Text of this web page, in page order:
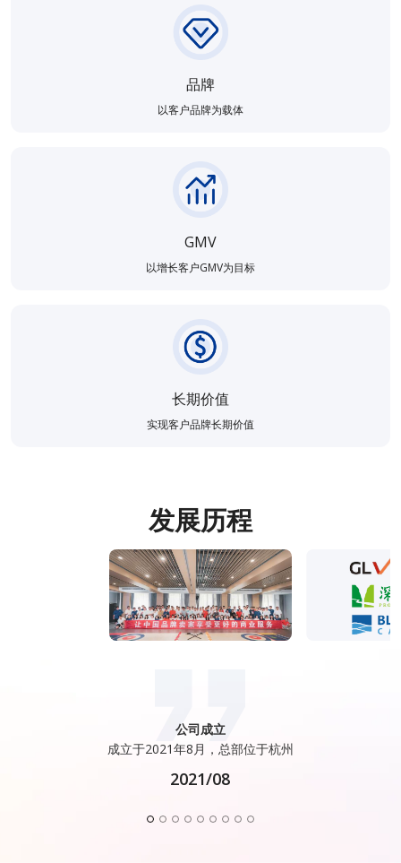
品牌
以客户品牌为载体
GMV
以增长客户GMV为目标
长期价值
实现客户品牌长期价值
发展历程
公司成立
成立于2021年8月，总部位于杭州
2021/08
天使轮投资
获得天使轮融资，3600万人民币
2021/09
星盘建站
建站产品上线，收获第一批种子客户
2021/11
义乌分公司
成立义乌分公司
2021/11
深圳分公司
成立深圳分公司
2022/02
A轮融资
获得A轮融资，1000万美金
2022/03
白鲸数智
白鲸数智营销，产品上线
2022/06
Google 合作
成为Google合作伙伴
2022/11
阿里合作
与阿里签署合作协议
2022/12